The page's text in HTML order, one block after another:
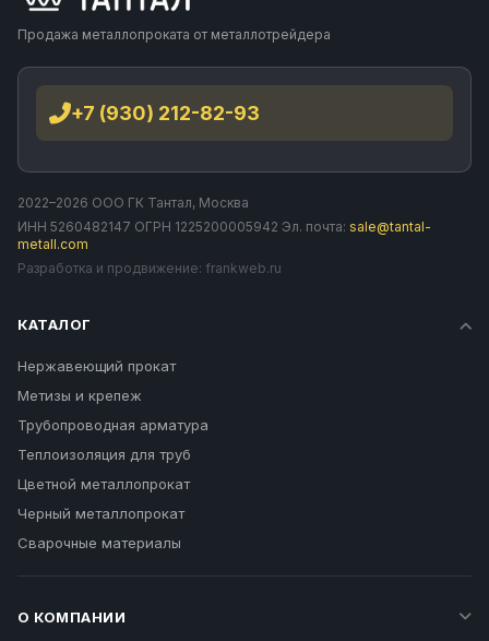
Продажа металлопроката от металлотрейдера
+7 (930) 212-82-93
2022–2026 ООО ГК Тантал, Москва
ИНН 5260482147 ОГРН 1225200005942 Эл. почта: sale@tantal-
metall.com
Разработка и продвижение: frankweb.ru
КАТАЛОГ
Нержавеющий прокат
Метизы и крепеж
Трубопроводная арматура
Теплоизоляция для труб
Цветной металлопрокат
Черный металлопрокат
Сварочные материалы
О КОМПАНИИ